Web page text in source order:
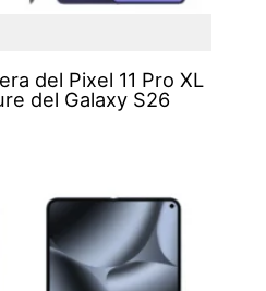
del Pixel 11 Pro XL
del Galaxy S26